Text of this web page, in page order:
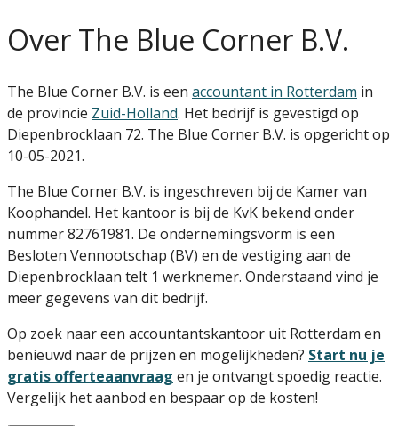
Over The Blue Corner B.V.
The Blue Corner B.V. is een accountant in Rotterdam in
de provincie Zuid-Holland. Het bedrijf is gevestigd op
Diepenbrocklaan 72. The Blue Corner B.V. is opgericht op
10-05-2021.
The Blue Corner B.V. is ingeschreven bij de Kamer van
Koophandel. Het kantoor is bij de KvK bekend onder
nummer 82761981. De ondernemingsvorm is een
Besloten Vennootschap (BV) en de vestiging aan de
Diepenbrocklaan telt 1 werknemer. Onderstaand vind je
meer gegevens van dit bedrijf.
Op zoek naar een accountantskantoor uit Rotterdam en
benieuwd naar de prijzen en mogelijkheden? Start nu je
gratis offerteaanvraag en je ontvangt spoedig reactie.
Vergelijk het aanbod en bespaar op de kosten!